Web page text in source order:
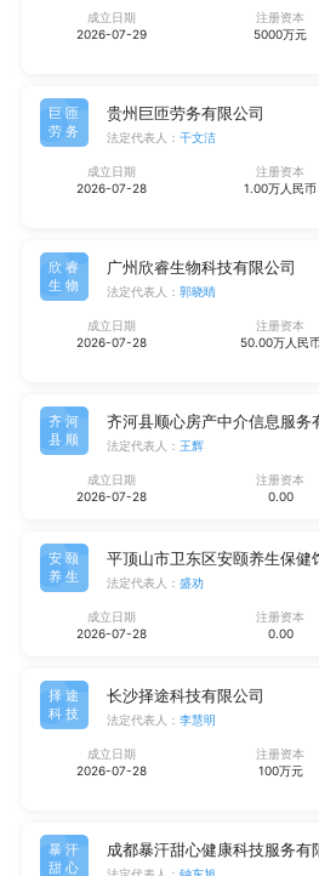
成立日期
2026-07-29
注册资本
5000万元
巨匝
劳务
贵州巨匝劳务有限公司
法定代表人： 干文洁
成立日期
2026-07-28
注册资本
1.00万人民币
欣睿
生物
广州欣睿生物科技有限公司
法定代表人： 郭晓晴
成立日期
2026-07-28
注册资本
50.00万人民
齐河
县顺
齐河县顺心房产中介信息服务
法定代表人： 王辉
成立日期
2026-07-28
注册资本
0.00
安颐
养生
平顶山市卫东区安颐养生保健
法定代表人： 盛劝
成立日期
2026-07-28
注册资本
0.00
择途
科技
长沙择途科技有限公司
法定代表人： 李慧明
成立日期
2026-07-28
注册资本
100万元
暴汗
甜心
成都暴汗甜心健康科技服务有